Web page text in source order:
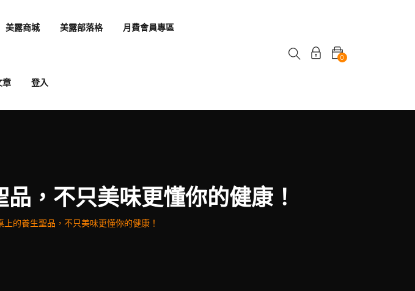
美露商城 美露部落格 月費會員專區
章 登入
0
，不只美味更懂你的健康！
上的養生聖品，不只美味更懂你的健康！